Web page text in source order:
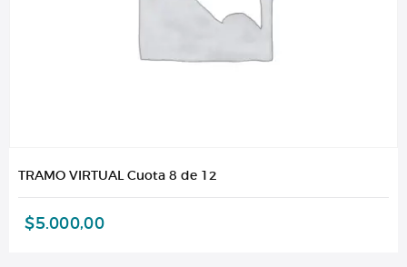
TRAMO VIRTUAL Cuota 8 de 12
$5.000,00